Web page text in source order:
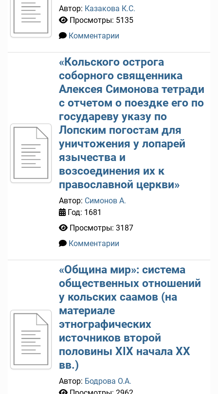
Автор: Казакова К.С.
Просмотры: 5135
Комментарии
«Кольского острога
соборного священника
Алексея Симонова тетради
с отчетом о поездке его по
государеву указу по
Лопским погостам для
уничтожения у лопарей
язычества и
возсоединения их к
православной церкви»
Автор: Симонов А.
Год: 1681
Просмотры: 3187
Комментарии
«Община мир»: система
общественных отношений
у кольских саамов (на
материале
этнографических
источников второй
половины XIX начала XX
вв.)
Автор: Бодрова О.А.